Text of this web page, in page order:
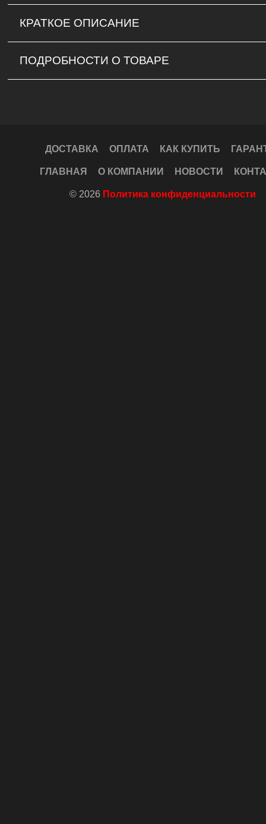
КРАТКОЕ ОПИСАНИЕ
ПОДРОБНОСТИ О ТОВАРЕ
ДОСТАВКА ОПЛАТА КАК КУПИТЬ
ГЛАВНАЯ О КОМПАНИИ НОВОСТИ
© 2026 Политика конфиденциальности